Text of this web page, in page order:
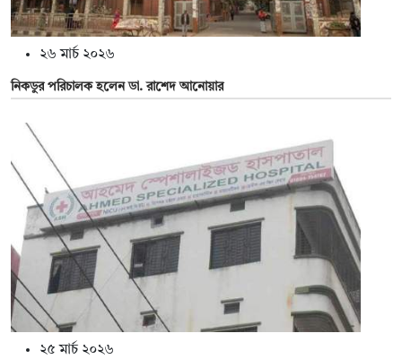
২৬ মার্চ ২০২৬
নিকডুর পরিচালক হলেন ডা. রাশেদ আনোয়ার
২৫ মার্চ ২০২৬